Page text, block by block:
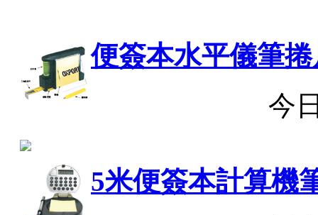
便簽本水平儀筆
今
5米便簽本計算機